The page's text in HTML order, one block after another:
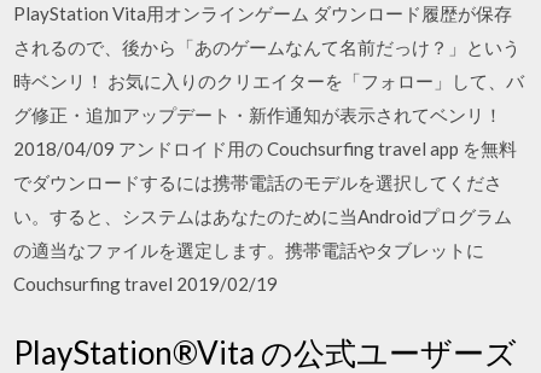
PlayStation Vita用オンラインゲーム ダウンロード履歴が保存
されるので、後から「あのゲームなんて名前だっけ？」という
時ベンリ！ お気に入りのクリエイターを「フォロー」して、バ
グ修正・追加アップデート・新作通知が表示されてベンリ！
2018/04/09 アンドロイド用の Couchsurfing travel app を無料
でダウンロードするには携帯電話のモデルを選択してくださ
い。すると、システムはあなたのために当Androidプログラム
の適当なファイルを選定します。携帯電話やタブレットに
Couchsurfing travel 2019/02/19
PlayStation®Vita の公式ユーザーズ